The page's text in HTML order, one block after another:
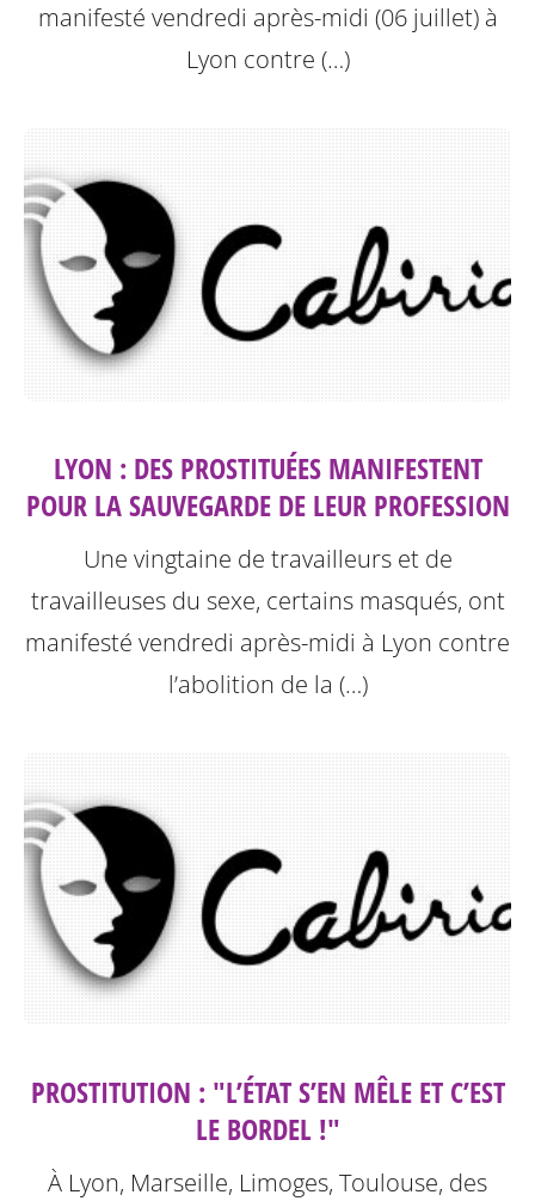
manifesté vendredi après-midi (06 juillet) à
Lyon contre (…)
LYON : DES PROSTITUÉES MANIFESTENT
POUR LA SAUVEGARDE DE LEUR PROFESSION
Une vingtaine de travailleurs et de
travailleuses du sexe, certains masqués, ont
manifesté vendredi après-midi à Lyon contre
l’abolition de la (…)
PROSTITUTION : "L’ÉTAT S’EN MÊLE ET C’EST
LE BORDEL !"
À Lyon, Marseille, Limoges, Toulouse, des